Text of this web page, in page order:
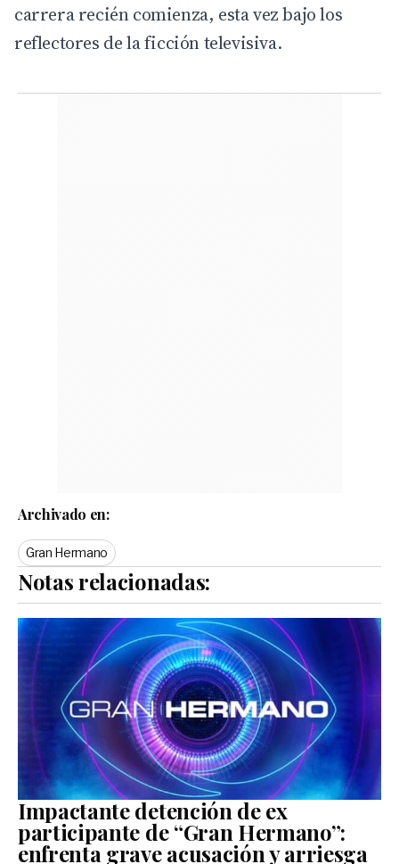
carrera recién comienza, esta vez bajo los
reflectores de la ficción televisiva.
Archivado en:
Gran Hermano
Notas relacionadas:
Impactante detención de ex
participante de “Gran Hermano”:
enfrenta grave acusación y arriesga